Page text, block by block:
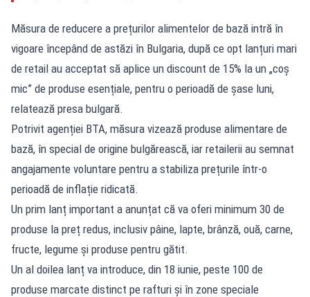
Măsura de reducere a prețurilor alimentelor de bază intră în
vigoare începând de astăzi în Bulgaria, după ce opt lanțuri mari
de retail au acceptat să aplice un discount de 15% la un „coș
mic” de produse esențiale, pentru o perioadă de șase luni,
relatează presa bulgară.
Potrivit agenției BTA, măsura vizează produse alimentare de
bază, în special de origine bulgărească, iar retailerii au semnat
angajamente voluntare pentru a stabiliza prețurile într-o
perioadă de inflație ridicată.
Un prim lanț important a anunțat că va oferi minimum 30 de
produse la preț redus, inclusiv pâine, lapte, brânză, ouă, carne,
fructe, legume și produse pentru gătit.
Un al doilea lanț va introduce, din 18 iunie, peste 100 de
produse marcate distinct pe rafturi și în zone speciale